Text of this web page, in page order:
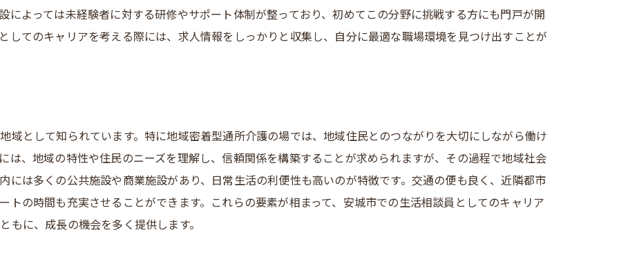
活相談員の求められる資質
職活動での自己アピール方法
によっては未経験者に対する研修やサポート体制が整っており、初めてこの分野に挑戦する方にも門戸が開
してのキャリアを考える際には、求人情報をしっかりと収集し、自分に最適な職場環境を見つけ出すことが
域として知られています。特に地域密着型通所介護の場では、地域住民とのつながりを大切にしながら働け
は、地域の特性や住民のニーズを理解し、信頼関係を構築することが求められますが、その過程で地域社会
には多くの公共施設や商業施設があり、日常生活の利便性も高いのが特徴です。交通の便も良く、近隣都市
トの時間も充実させることができます。これらの要素が相まって、安城市での生活相談員としてのキャリア
もに、成長の機会を多く提供します。